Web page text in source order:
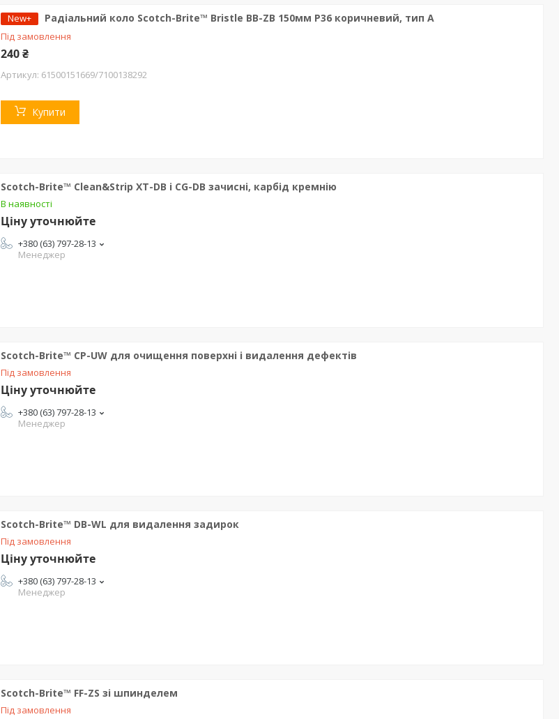
New+ Радіальний коло Scotch-Brite™ Bristle BB-ZB 150мм P36 коричневий, тип А
Під замовлення
240 ₴
61500151669/7100138292
Купити
Scotch-Brite™ Clean&Strip XT-DB і CG-DB зачисні, карбід кремнію
В наявності
Ціну уточнюйте
+380 (63) 797-28-13
Менеджер
Scotch-Brite™ CP-UW для очищення поверхні і видалення дефектів
Під замовлення
Ціну уточнюйте
+380 (63) 797-28-13
Менеджер
Scotch-Brite™ DB-WL для видалення задирок
Під замовлення
Ціну уточнюйте
+380 (63) 797-28-13
Менеджер
Scotch-Brite™ FF-ZS зі шпинделем
Під замовлення